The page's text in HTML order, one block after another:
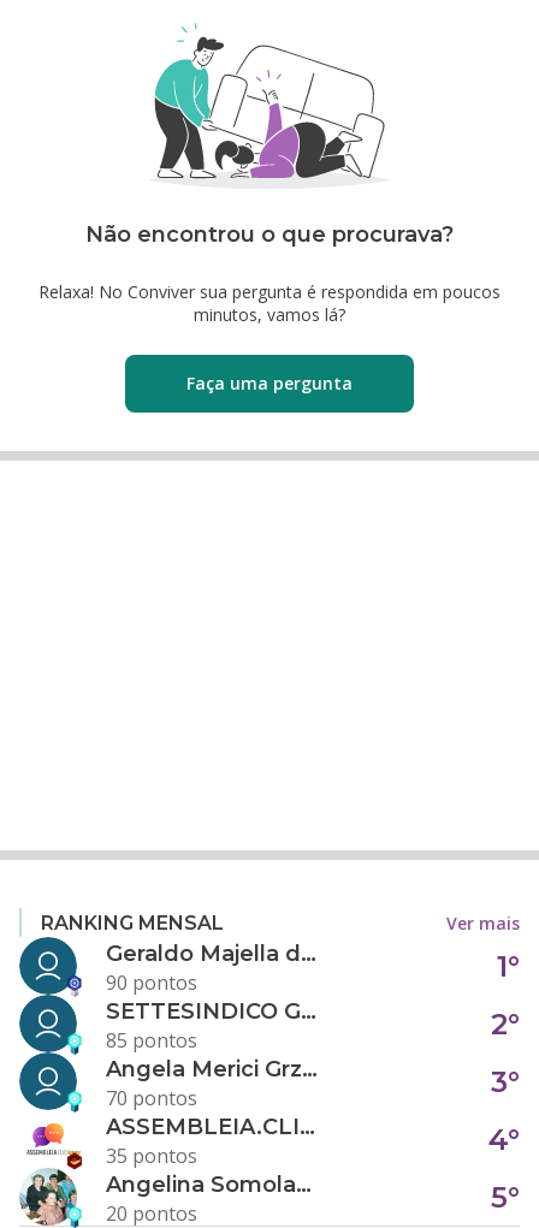
Não encontrou o que procurava?
Relaxa! No Conviver sua pergunta é respondida em poucos
minutos, vamos lá?
Faça uma pergunta
RANKING MENSAL Ver mais
Geraldo Majella da Silva
90 pontos
1°
SETTESINDICO GOVERNANÇA CONDOMINIAL
85 pontos
2°
Angela Merici Grzybowski
70 pontos
3°
ASSEMBLEIA.CLICK
35 pontos
4°
Angelina Somolanji R. Oliveira
20 pontos
5°